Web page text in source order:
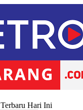
Hari Ini